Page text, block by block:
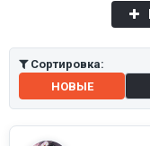
Сортировка:
НОВЫЕ